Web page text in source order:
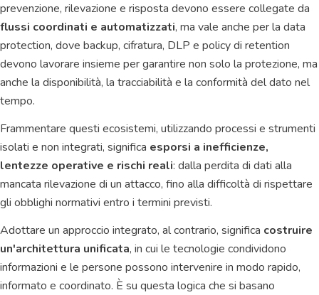
prevenzione, rilevazione e risposta devono essere collegate da
flussi coordinati e automatizzati, ma vale anche per la data
protection, dove backup, cifratura, DLP e policy di retention
devono lavorare insieme per garantire non solo la protezione, ma
anche la disponibilità, la tracciabilità e la conformità del dato nel
tempo.
Frammentare questi ecosistemi, utilizzando processi e strumenti
isolati e non integrati, significa esporsi a inefficienze,
lentezze operative e rischi reali: dalla perdita di dati alla
mancata rilevazione di un attacco, fino alla difficoltà di rispettare
gli obblighi normativi entro i termini previsti.
Adottare un approccio integrato, al contrario, significa costruire
un'architettura unificata, in cui le tecnologie condividono
informazioni e le persone possono intervenire in modo rapido,
informato e coordinato. È su questa logica che si basano